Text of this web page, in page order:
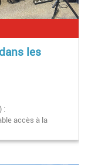
les
:
accès à la